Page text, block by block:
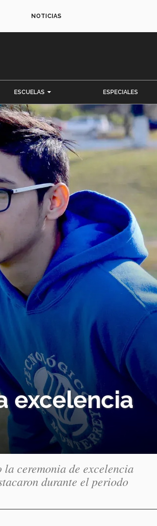
NOTICIAS
ESCUELAS ESPECIALES
excelencia
la ceremonia de excelencia
durante el periodo